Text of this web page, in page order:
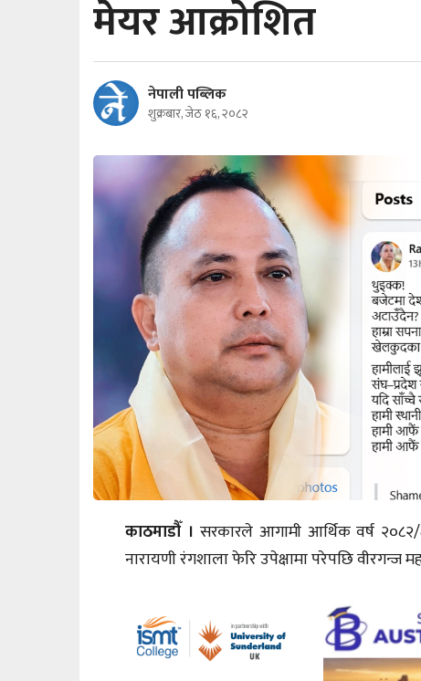
मेयर आक्रोशित
नेपाली पब्लिक
शुक्रबार, जेठ १६, २०८२
काठमाडौँ ।सरकारले आगामी आर्थिक वर्ष
नारायणी रंगशाला फेरि उपेक्षामा परेपछि